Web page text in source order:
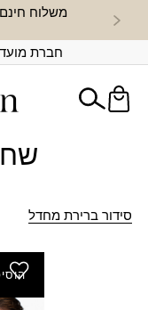
משלוח חינם
חברת
סידור ברירת מחדל